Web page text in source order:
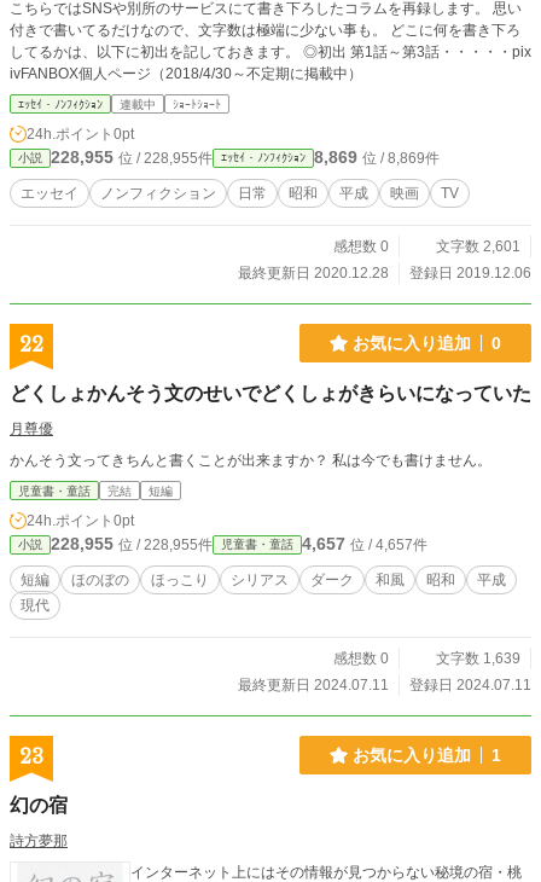
こちらではSNSや別所のサービスにて書き下ろしたコラムを再録します。 思い
付きで書いてるだけなので、文字数は極端に少ない事も。 どこに何を書き下ろ
してるかは、以下に初出を記しておきます。 ◎初出 第1話～第3話・・・・・pix
ivFANBOX個人ページ（2018/4/30～不定期に掲載中）
ｴｯｾｲ・ﾉﾝﾌｨｸｼｮﾝ 連載中 ｼｮｰﾄｼｮｰﾄ
24h.ポイント 0pt
小説 228,955 位 / 228,955件 ｴｯｾｲ・ﾉﾝﾌｨｸｼｮﾝ 8,869 位 / 8,869件
エッセイ ノンフィクション 日常 昭和 平成 映画 TV
感想数 0
文字数 2,601
最終更新日 2020.12.28
登録日 2019.12.06
22 お気に入り追加 0
どくしょかんそう文のせいでどくしょがきらいになっていた
月尊優
かんそう文ってきちんと書くことが出来ますか？ 私は今でも書けません。
児童書・童話 完結 短編
24h.ポイント 0pt
小説 228,955 位 / 228,955件 児童書・童話 4,657 位 / 4,657件
短編 ほのぼの ほっこり シリアス ダーク 和風 昭和
平成
現代
感想数 0
文字数 1,639
最終更新日 2024.07.11
登録日 2024.07.11
23 お気に入り追加 1
幻の宿
詩方夢那
インターネット上にはその情報が見つからない秘境の宿・桃